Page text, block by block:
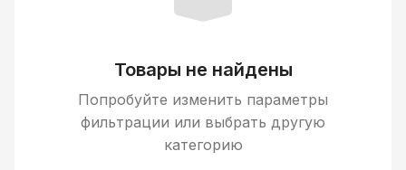
Товары не найдены
Попробуйте изменить параметры
фильтрации или выбрать другую
категорию